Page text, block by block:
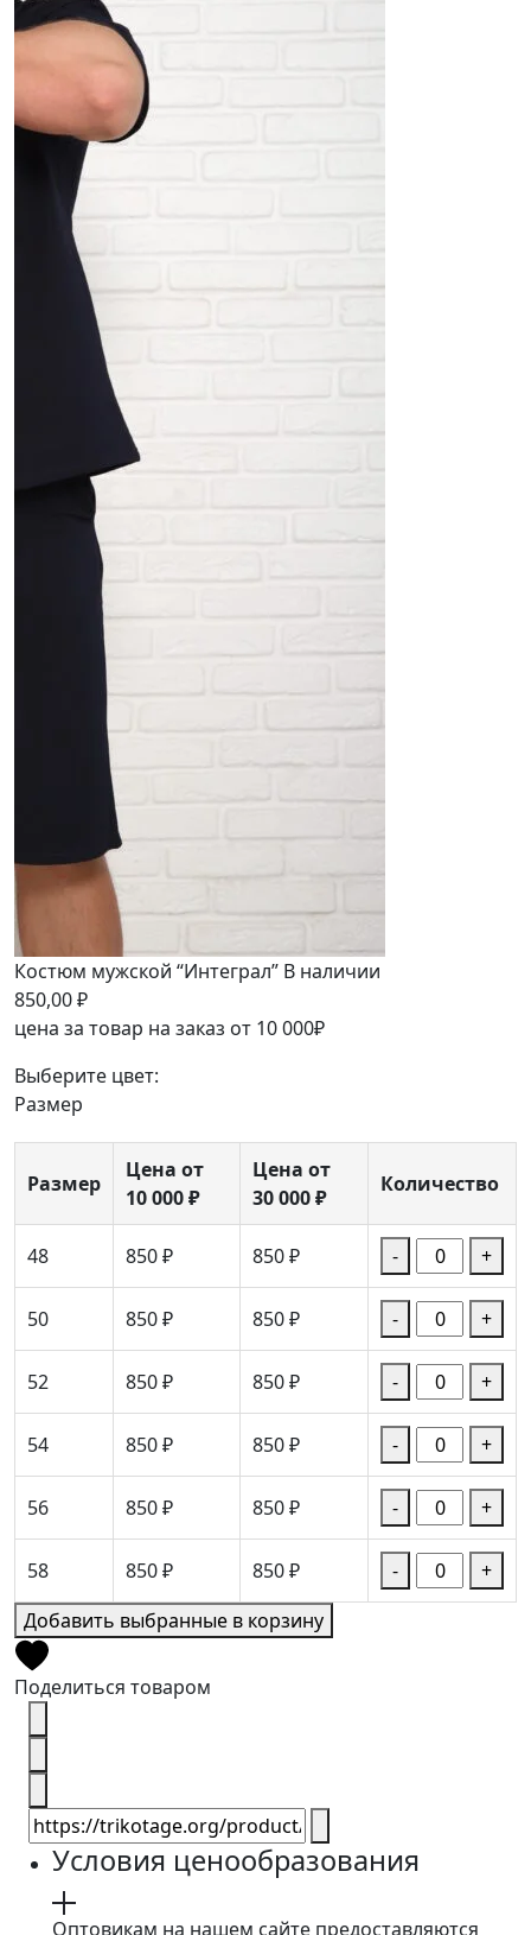
Костюм мужской “Интеграл” В наличии
850,00₽
цена за товар на заказ от 10 000₽
Выберите цвет:
Размер
Размер
Цена от
10 000 ₽
Цена от
30 000 ₽
Количество
48 850 ₽ 850 ₽ - +
50 850 ₽ 850 ₽ - +
52 850 ₽ 850 ₽ - +
54 850 ₽ 850 ₽ - +
56 850 ₽ 850 ₽ - +
58 850 ₽ 850 ₽ -
+
Добавить выбранные в корзину
Поделиться товаром
Условия ценообразования
Оптовикам на нашем сайте предоставляются